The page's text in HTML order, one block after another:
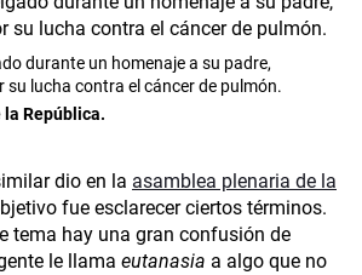
durante un homenaje a su padre,
su lucha contra el cáncer de pulmón.
República.
dio en la asamblea plenaria de la
fue esclarecer ciertos términos.
tema hay una gran confusión de
le llama eutanasia a algo que no